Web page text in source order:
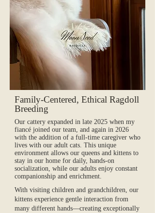
Family‑Centered, Ethical Ragdoll
Breeding
Our cattery expanded in late 2025 when my
fiancé joined our team, and again in 2026
with the addition of a full‑time caregiver who
lives with our adult cats. This unique
environment allows our queens and kittens to
stay in our home for daily, hands‑on
socialization, while our adults enjoy constant
companionship and enrichment.
With visiting children and grandchildren, our
kittens experience gentle interaction from
many different hands—creating exceptionally